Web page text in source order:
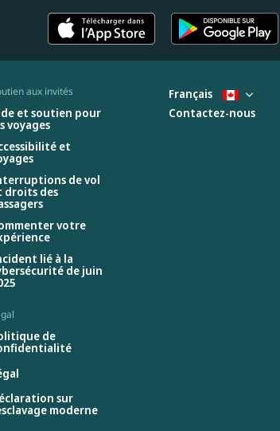
aux invités
et soutien pour
voyages
et
de vol
droits des
votre
lié à la
de juin
de
sur
moderne
Français
Contactez-nous